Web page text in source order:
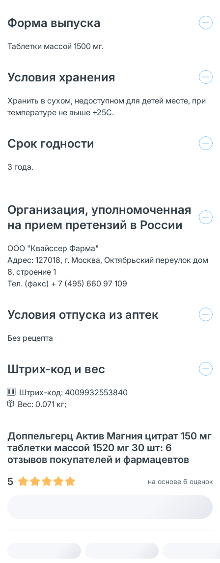
Форма выпуска
Таблетки массой 1500 мг.
Условия хранения
Хранить в сухом, недоступном для детей месте, при
температуре не выше +25С.
Срок годности
3 года.
Организация, уполномоченная
на прием претензий в России
ООО "Квайссер Фарма"
Адрес: 127018, г. Москва, Октябрьский переулок дом
8, строение 1
Тел. (факс) + 7 (495) 660 97 109
Условия отпуска из аптек
Без рецепта
Штрих-код и вес
Штрих-код: 4009932553840
Вес: 0.071 кг;
Доппельгерц Актив Магния цитрат 150 мг
таблетки массой 1520 мг 30 шт: 6
отзывов покупателей и фармацевтов
5
на основе 6 оценок